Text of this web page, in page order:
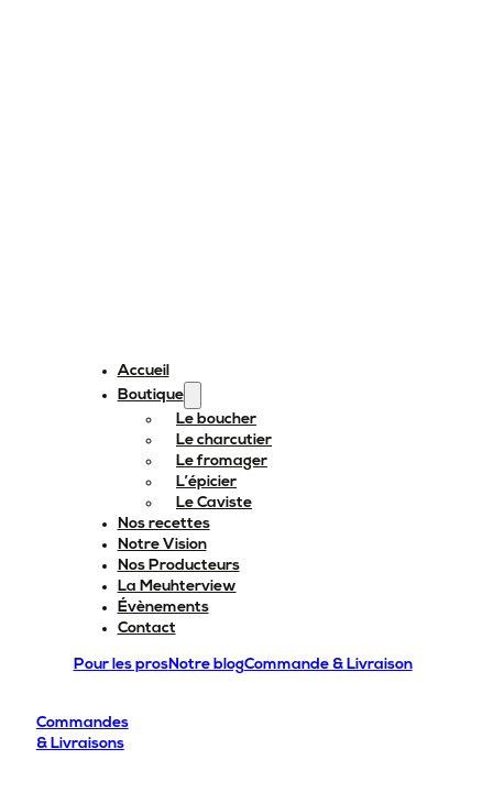
Accueil
Boutique
Le boucher
Le charcutier
Le fromager
L’épicier
Le Caviste
Nos recettes
Notre Vision
Nos Producteurs
La Meuhterview
Évènements
Contact
Pour les prosNotre blogCommande & Livraison
Commandes
& Livraisons